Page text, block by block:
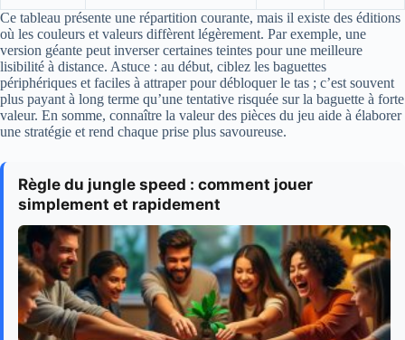
Ce tableau présente une répartition courante, mais il existe des éditions
où les couleurs et valeurs diffèrent légèrement. Par exemple, une
version géante peut inverser certaines teintes pour une meilleure
lisibilité à distance. Astuce : au début, ciblez les baguettes
périphériques et faciles à attraper pour débloquer le tas ; c’est souvent
plus payant à long terme qu’une tentative risquée sur la baguette à forte
valeur. En somme, connaître la valeur des pièces du jeu aide à élaborer
une stratégie et rend chaque prise plus savoureuse.
Règle du jungle speed : comment jouer
simplement et rapidement